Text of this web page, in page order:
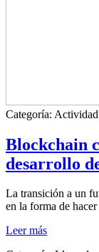
Categoría: Actividad
Blockchain
desarrollo
La transición a un
en la forma de
Leer más